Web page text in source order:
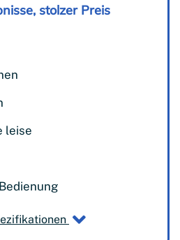
stolzer Preis
leise